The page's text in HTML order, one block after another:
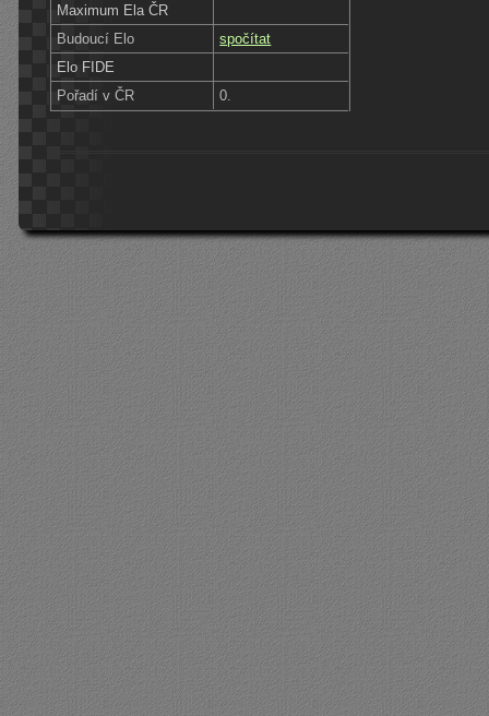
Maximum Ela ČR
Budoucí Elo
spočítat
Elo FIDE
Pořadí v ČR
0.